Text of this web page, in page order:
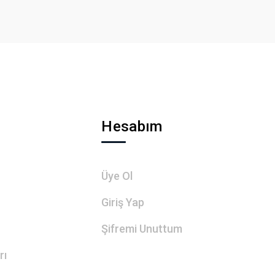
Hesabım
Üye Ol
Giriş Yap
Şifremi Unuttum